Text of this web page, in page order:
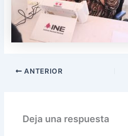
ANTERIOR
Deja una respuesta